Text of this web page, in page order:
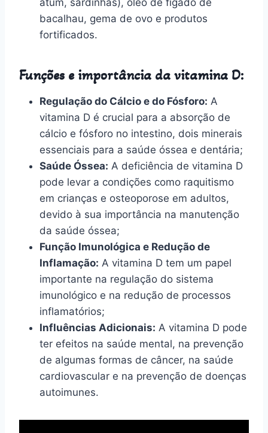
bacalhau, gema de ovo e produtos
fortificados.
Funções e importância da vitamina D:
Regulação do Cálcio e do Fósforo: A
vitamina D é crucial para a absorção de
cálcio e fósforo no intestino, dois minerais
essenciais para a saúde óssea e dentária;
Saúde Óssea: A deficiência de vitamina D
pode levar a condições como raquitismo
em crianças e osteoporose em adultos,
devido à sua importância na manutenção
da saúde óssea;
Função Imunológica e Redução de
Inflamação: A vitamina D tem um papel
importante na regulação do sistema
imunológico e na redução de processos
inflamatórios;
Influências Adicionais: A vitamina D pode
ter efeitos na saúde mental, na prevenção
de algumas formas de câncer, na saúde
cardiovascular e na prevenção de doenças
autoimunes.